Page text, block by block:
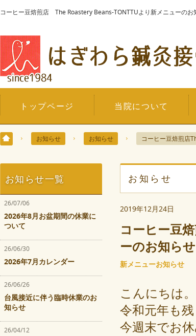
コーヒー豆焙煎店 The Roastery Beans-TONTTUより新メニューのお
トップページ 当院について
お知らせ お知らせ コーヒー豆焙煎店
お知らせ
2019年12月24日
コーヒー豆
ーのお知らせ
新メニューお知らせ
こんにちは。
令和元年も
今週末でお
お知らせ一覧
26/07/06
2026年8月お盆期間の休業に
ついて
26/06/30
2026年7月カレンダー
26/06/26
台風接近に伴う臨時休業のお
知らせ
26/04/12